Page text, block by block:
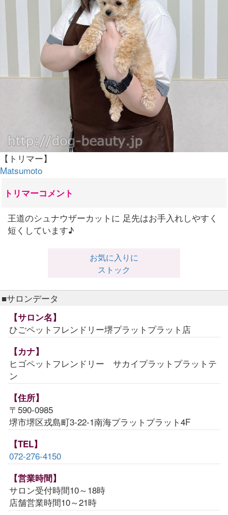
【トリマー】
Matsumoto
トリマーコメント
王道のシュナウザーカットに 足先はお手入れしやすく
短くしています♪
お気に入りに
ストック
■サロンデータ
【サロン名】
ひごペットフレンドリー堺プラットプラット店
【カナ】
ヒゴペットフレンドリー サカイプラットプラットテ
ン
【住所】
〒590-0985
堺市堺区戎島町3-22-1南海プラットプラット4F
【TEL】
072-276-4150
【営業時間】
サロン受付時間10～18時
店舗営業時間10～21時